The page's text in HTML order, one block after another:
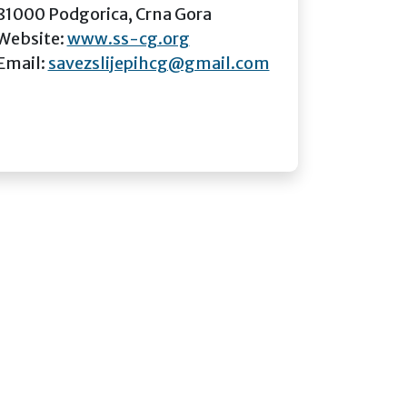
Podgorica, Crna Gora
www.ss-cg.org
savezslijepihcg@gmail.com